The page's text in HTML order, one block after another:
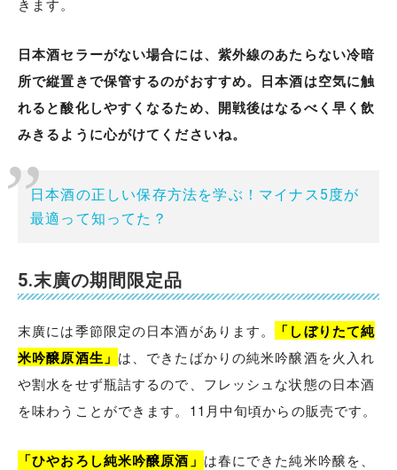
きます。
日本酒セラーがない場合には、紫外線のあたらない冷暗
所で縦置きで保管するのがおすすめ。日本酒は空気に触
れると酸化しやすくなるため、開戦後はなるべく早く飲
みきるように心がけてくださいね。
日本酒の正しい保存方法を学ぶ！マイナス5度が
最適って知ってた？
5.末廣の期間限定品
末廣には季節限定の日本酒があります。
「しぼりたて純
米吟醸原酒生」 は、できたばかりの純米吟醸酒を火入れ
や割水をせず瓶詰するので、フレッシュな状態の日本酒
を味わうことができます。11月中旬頃からの販売です。
「ひやおろし純米吟醸原酒」 は春にできた純米吟醸を、